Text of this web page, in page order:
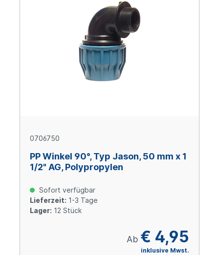
0706750
PP Winkel 90°, Typ Jason, 50 mm x 1
1/2" AG, Polypropylen
Sofort verfügbar
Lieferzeit: 1-3 Tage
Lager: 12 Stück
Ab € 4,95
inklusive Mwst.